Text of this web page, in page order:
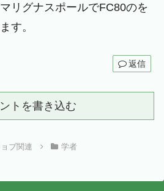
リグナスポールでFC80のを
す。
返信
トを書き込む
ブ関連 学者